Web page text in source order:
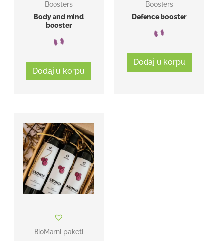
Boosters
Body and mind
booster
Dodaj u korpu
Boosters
Defence booster
Dodaj u korpu
BioMarni paketi